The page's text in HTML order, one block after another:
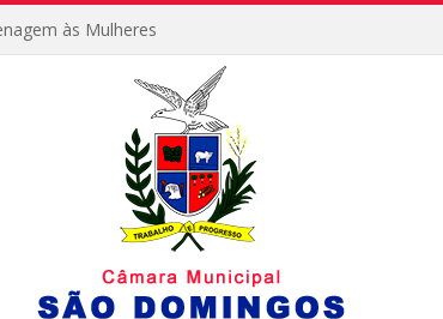
às Mulheres